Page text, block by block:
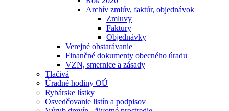
Archív zmlúv, faktúr, objednávok
Zmluvy
Faktury
Objednávky
Verejné obstarávanie
Finančné dokumenty obecného úradu
VZN, smernice a zásady
Tlačivá
Úradné hodiny OÚ
Rybárske lístky
Osvedčovanie listín a podpisov